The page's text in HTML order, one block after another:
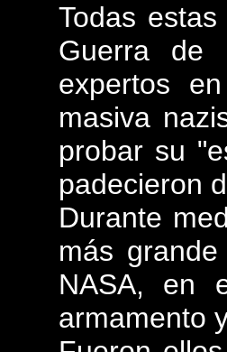
Todas
Guerra de
expertos
masiva
probar su
padecieron
Durante
más
NASA, en
armamento